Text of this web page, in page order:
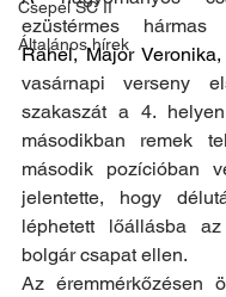
Csepel SC II
Általános hírek
ezüstérmes
Ráhel, Major
vasárnapi verseny
szakaszát a 4.
másodikban remek
második pozícióban
jelentette, hogy
léphetett lőállásba
bolgár csapat ellen.
Az éremmérkőzésen